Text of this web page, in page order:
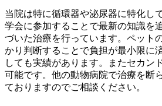
当院は特に循環器や泌尿器に特化し
学会に参加することで最新の知識を
づいた治療を行っています。ペット
かり判断することで負担が最小限に
しても実績があります。またセカン
可能です。他の動物病院で治療を断
ておりますのでご相談ください。